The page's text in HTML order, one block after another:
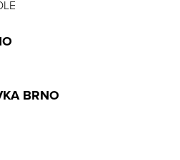
BRNO